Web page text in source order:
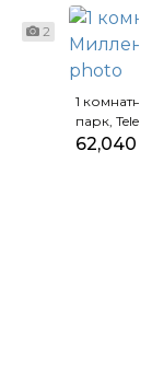
2
1
парк,
62,040